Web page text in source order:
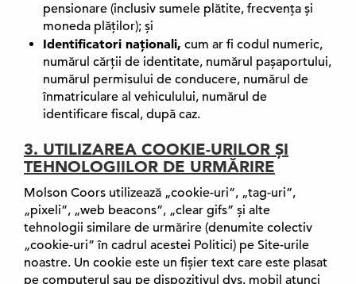
pensionare (inclusiv sumele plătite, frecvența și
moneda plăților); și
Identificatori naționali, cum ar fi codul numeric,
numărul cărții de identitate, numărul pașaportului,
numărul permisului de conducere, numărul de
înmatriculare al vehiculului, numărul de
identificare fiscal, după caz.
3. UTILIZAREA COOKIE-URILOR ȘI
TEHNOLOGIILOR DE URMĂRIRE
Molson Coors utilizează „cookie-uri”, „tag-uri”,
„pixeli”, „web beacons”, „clear gifs” și alte
tehnologii similare de urmărire (denumite colectiv
„cookie-uri” în cadrul acestei Politici) pe Site-urile
noastre. Un cookie este un fișier text care este plasat
pe computerul sau pe dispozitivul dvs. mobil atunci